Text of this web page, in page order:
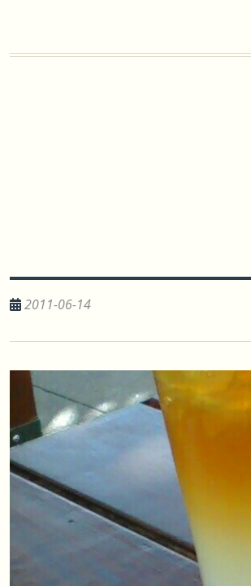
2011-06-14